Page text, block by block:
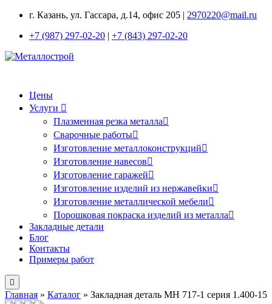
г. Казань, ул. Гассара, д.14, офис 205 | 2970220@mail.ru
+7 (987) 297-02-20 | +7 (843) 297-02-20
Цены
Услуги
Плазменная резка металла
Сварочные работы
Изготовление металлоконструкций
Изготовление навесов
Изготовление гаражей
Изготовление изделий из нержавейки
Изготовление металлической мебели
Порошковая покраска изделий из металла
Закладные детали
Блог
Контакты
Примеры работ
Главная » Каталог » Закладная деталь МН 717-1 серия 1.400-15